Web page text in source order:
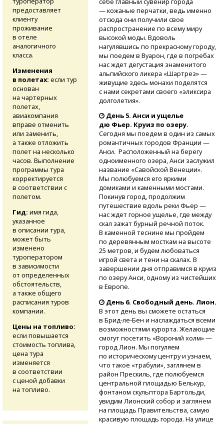
— кожаные перчатки, ведь именно
отсюда они получили свое
распространение по всему миру
высокой моды. Вдоволь
нагулявшись по прекрасному городу,
мы поедем в Вуарон, где в погребах
нас ждет дегустация знаменитого
альпийского ликера «Шартрез» —
живущие здесь монахи поделятся
с нами секретами своего «эликсира
долголетия».
День 5. Анси и ущелье
дю Фьер. Круиз по озеру.
Сегодня мы поедем в один из самых
романтичных городов Франции —
Анси. Расположенный на берегу
одноименного озера, Анси заслужил
название «Савойской Венеции».
Мы полюбуемся его яркими
домиками и каменными мостами.
Покинув город, продолжим
путешествие вдоль реки Фьер —
нас ждет горное ущелье, где между
скал зажат бурный речной поток.
В каменной теснине мы пройдем
по деревянным мосткам на высоте
25 метров, и будем любоваться
игрой света и тени на скалах. В
завершении дня отправимся в круиз
по озеру Анси, одному из чистейших
в Европе.
День 6. Свободный день. Лион.
В этот день вы сможете остаться
в Брид-ле-Бен и наслаждаться всеми
возможностями курорта. Желающие
смогут посетить «Вороний холм» —
город Лион. Мы погуляем
по историческому центру и узнаем,
что такое «трабули», заглянем в
район Прескиль, где полюбуемся
центральной площадью Белькур,
фонтаном скульптора Бартольди,
увидим Лионский собор и заглянем
на площадь Правительства, самую
красивую площадь города. На улице
предоставляет
клиенту
проживание
в отеле
аналогичного
класса.
Изменения
в полетах: если тур
основан
на чартерных
полетах,
авиакомпания
вправе отменить
или заменить,
а также отложить
полет на несколько
часов. Выполнение
программы тура
корректируется
в соответствии с
полетом.
Гид: имя гида,
указанное
в описании тура,
может быть
изменено
туроператором
в зависимости
от определенных
обстоятельств,
а также общего
расписания туров
компании.
Цены на топливо:
если повышается
стоимость топлива,
цена тура
изменяется
в соответствии
с ценой добавки
на топливо.